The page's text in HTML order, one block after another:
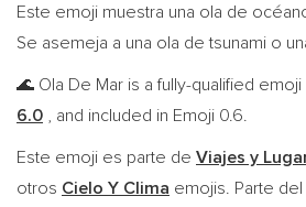
Este emoji muestra una ola de
Se asemeja a una ola de tsunami o
🌊 Ola De Mar is a fully-qualified
6.0 , and included in Emoji 0.6.
Este emoji es parte de Viajes y
otros Cielo Y Clima emojis. Parte